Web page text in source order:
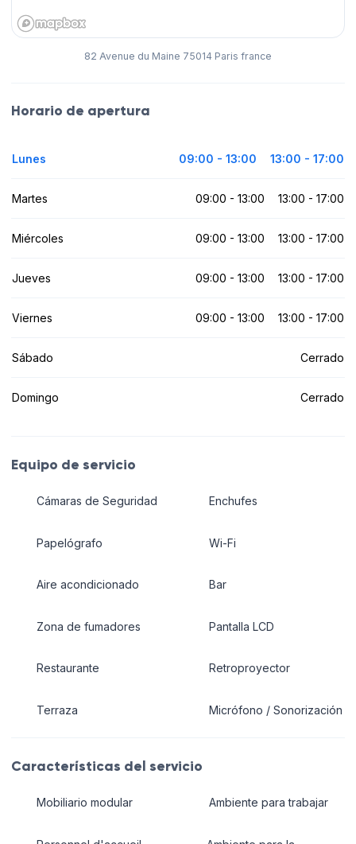
82 Avenue du Maine 75014 Paris france
Horario de apertura
Lunes 09:00 - 13:00 13:00 - 17:00
Martes 09:00 - 13:00 13:00 - 17:00
Miércoles 09:00 - 13:00 13:00 - 17:00
Jueves 09:00 - 13:00 13:00 - 17:00
Viernes 09:00 - 13:00 13:00 - 17:00
Sábado Cerrado
Domingo Cerrado
Equipo de servicio
Cámaras de Seguridad
Papelógrafo
Aire acondicionado
Zona de fumadores
Restaurante
Terraza
Enchufes
Wi-Fi
Bar
Pantalla LCD
Retroproyector
Micrófono / Sonorización
Características del servicio
Mobiliario modular Ambiente para trabajar